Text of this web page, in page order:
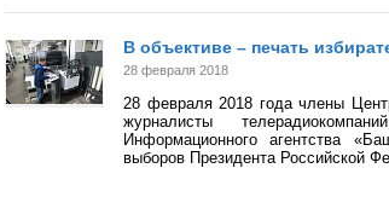
В объективе – печать
28 февраля 2018
28 февраля 2018 года члены
журналисты
Информационного агентства
выборов Президента Российской